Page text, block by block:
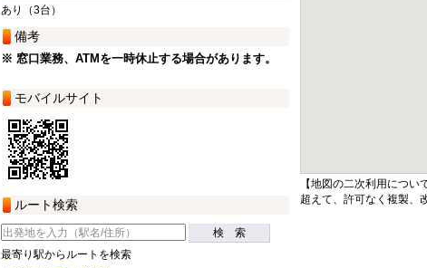
あり（3台）
備考
※ 窓口業務、ATMを一時休止する場合があります。
モバイルサイト
ルート検索
検 索
最寄り駅からルートを検索
【地図の二次利用につ
超えて、許可なく複製、